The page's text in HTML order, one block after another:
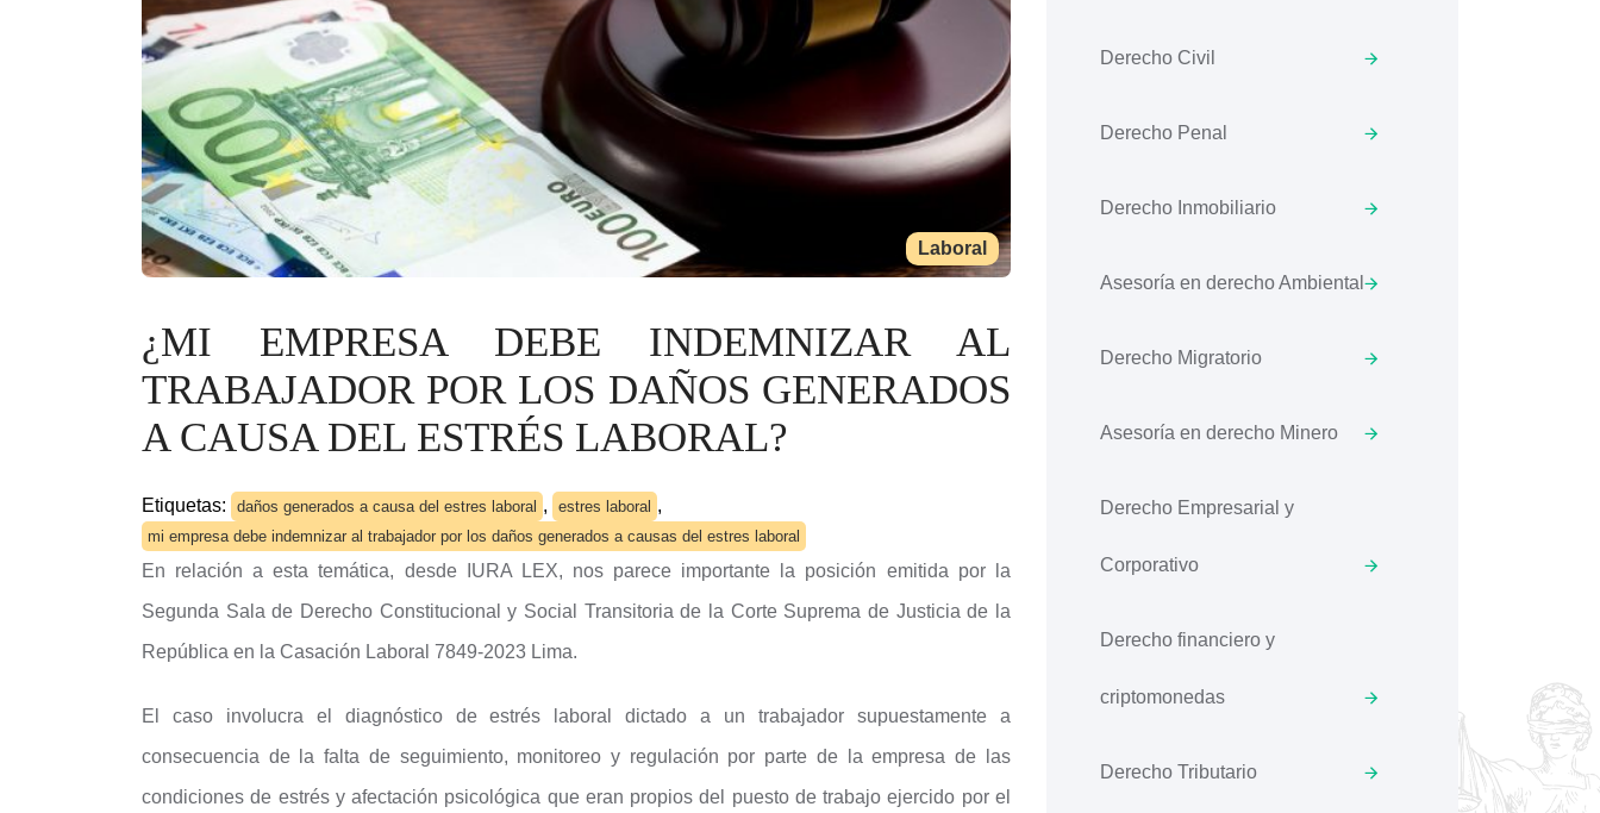
Laboral
¿MI EMPRESA DEBE INDEMNIZAR AL
TRABAJADOR POR LOS DAÑOS GENERADOS
A CAUSA DEL ESTRÉS LABORAL?
Etiquetas: daños generados a causa del estres laboral , estres laboral ,
mi empresa debe indemnizar al trabajador por los daños generados a causas del estres laboral
En relación a esta temática, desde IURA LEX, nos parece importante la posición emitida por la
Segunda Sala de Derecho Constitucional y Social Transitoria de la Corte Suprema de Justicia de la
República en la Casación Laboral 7849-2023 Lima.
El caso involucra el diagnóstico de estrés laboral dictado a un trabajador supuestamente a
consecuencia de la falta de seguimiento, monitoreo y regulación por parte de la empresa de las
condiciones de estrés y afectación psicológica que eran propios del puesto de trabajo ejercido por el
Derecho Civil
Derecho Penal
Derecho Inmobiliario
Asesoría en derecho Ambiental
Derecho Migratorio
Asesoría en derecho Minero
Derecho Empresarial y
Corporativo
Derecho financiero y
criptomonedas
Derecho Tributario